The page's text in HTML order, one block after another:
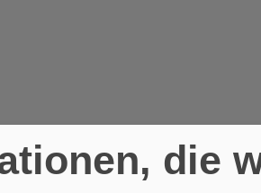
die